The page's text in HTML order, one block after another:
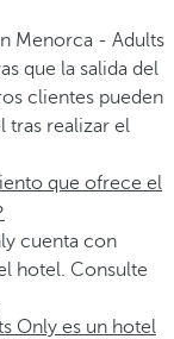
Menorca - Adults
que la salida del
clientes pueden
tras realizar el
que ofrece el
cuenta con
hotel. Consulte
Only es un hotel